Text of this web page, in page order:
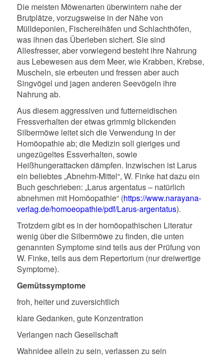
Die meisten Möwenarten überwintern nahe der
Brutplätze, vorzugsweise in der Nähe von
Mülldeponien, Fischereihäfen und Schlachthöfen,
was ihnen das Überleben sichert. Sie sind
Allesfresser, aber vorwiegend besteht ihre Nahrung
aus Lebewesen aus dem Meer, wie Krabben, Krebse,
Muscheln, sie erbeuten und fressen aber auch
Singvögel und jagen anderen Seevögeln ihre
Nahrung ab.
Aus diesem aggressiven und futterneidischen
Fressverhalten der etwas grimmig blickenden
Silbermöwe leitet sich die Verwendung in der
Homöopathie ab; die Medizin soll gieriges und
ungezügeltes Essverhalten, sowie
Heißhungerattacken dämpfen. Inzwischen ist Larus
ein beliebtes „Abnehm-Mittel“, W. Finke hat dazu ein
Buch geschrieben: „Larus argentatus – natürlich
abnehmen mit Homöopathie“ (https://www.narayana-
verlag.de/homoeopathie/pdf/Larus-argentatus).
Trotzdem gibt es in der homöopathischen Literatur
wenig über die Silbermöwe zu finden, die unten
genannten Symptome sind teils aus der Prüfung von
W. Finke, teils aus dem Repertorium (nur dreiwertige
Symptome).
Gemütssymptome
froh, heiter und zuversichtlich
klare Gedanken, gute Konzentration
Verlangen nach Gesellschaft
Wahnidee allein zu sein, verlassen zu sein